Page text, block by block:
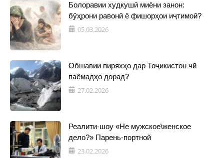
Болоравии худкушӣ миёни занон:
бӯҳрони равонӣ ё фишорҳои иҷтимоӣ?
05.03.2026
Обшавии пиряхҳо дар Тоҷикистон чӣ
паёмадҳо дорад?
27.02.2026
Реалити-шоу «Не мужское\женское
дело?» Парень-портной
23.02.2026